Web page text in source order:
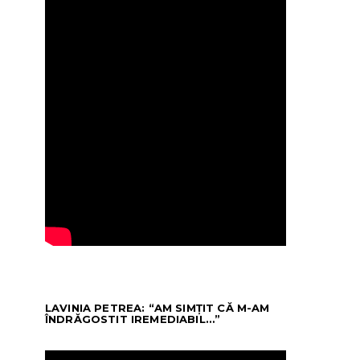
LAVINIA PETREA: “AM SIMȚIT CĂ M-AM
ÎNDRĂGOSTIT IREMEDIABIL…”